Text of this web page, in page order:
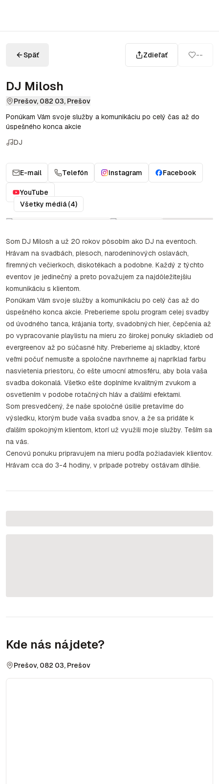
Späť Zdieľať --
DJ Milosh
Prešov, 082 03, Prešov
Ponúkam Vám svoje služby a komunikáciu po celý čas až do
úspešného konca akcie
DJ
E-mail Telefón Instagram Facebook
YouTube
Všetky médiá (4)
Som DJ Milosh a už 20 rokov pôsobím ako DJ na eventoch.
Hrávam na svadbách, plesoch, narodeninových oslavách,
firemných večierkoch, diskotékach a podobne. Každý z týchto
eventov je jedinečný a preto považujem za najdôležitejšiu
komunikáciu s klientom.
Ponúkam Vám svoje služby a komunikáciu po celý čas až do
úspešného konca akcie. Preberieme spolu program celej svadby
od úvodného tanca, krájania torty, svadobných hier, čepčenia až
po vypracovanie playlistu na mieru zo širokej ponuky skladieb od
evergreenov až po súčasné hity. Preberieme aj skladby, ktoré
veľmi počuť nemusíte a spoločne navrhneme aj napríklad farbu
nasvietenia priestoru, čo ešte umocní atmosféru, aby bola vaša
svadba dokonalá. Všetko ešte doplníme kvalitným zvukom a
osvetlením v podobe rotačných hláv a ďalšími efektami.
Som presvedčený, že naše spoločné úsilie pretavíme do
výsledku, ktorým bude vaša svadba snov, a že sa pridáte k
ďalším spokojným klientom, ktorí už využili moje služby. Teším sa
na vás.
Cenovú ponuku pripravujem na mieru podľa požiadaviek klientov.
Hrávam cca do 3-4 hodiny, v prípade potreby ostávam dlhšie.
Kde nás nájdete?
Prešov, 082 03, Prešov